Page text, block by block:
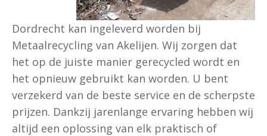
Dordrecht kan ingeleverd worden bij
Metaalrecycling van Akelijen. Wij zorgen dat
het op de juiste manier gerecycled wordt en
het opnieuw gebruikt kan worden. U bent
verzekerd van de beste service en de scherpste
prijzen. Dankzij jarenlange ervaring hebben wij
altijd een oplossing van elk praktisch of